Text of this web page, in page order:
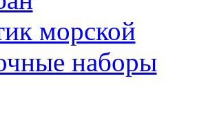
морской
наборы